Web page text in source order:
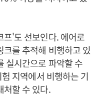
'도 선보인다. 에어로
를 추적해 비행하고 있
실시간으로 파악할 수
지역에서 비행하는 기
처할 수 있다.